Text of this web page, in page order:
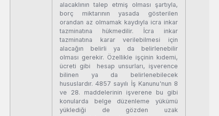
alacaklının talep etmiş olması şartıyla,
borç miktarının yasada gösterilen
orandan az olmamak kaydıyla icra inkar
tazminatına hükmedilir. İcra inkar
tazminatına karar verilebilmesi için
alacağın belirli ya da belirlenebilir
olması gerekir. Özellikle işçinin kıdemi,
ücreti gibi hesap unsurları, işverence
bilinen ya da belirlenebilecek
hususlardır. 4857 sayılı İş Kanunu'nun 8
ve 28. maddelerinin işverene bu gibi
konularda belge düzenleme yükümü
yüklediği de gözden uzak